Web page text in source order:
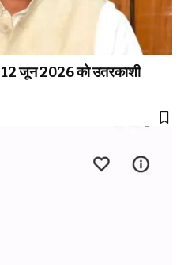
12 जून 2026 को उतरकाशी